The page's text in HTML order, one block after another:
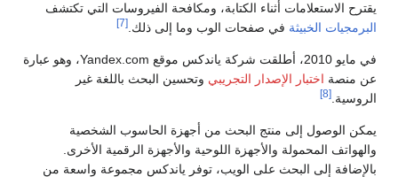
يقترح الاستعلامات أثناء الكتابة، ومكافحة الفيروسات التي تكتشف
البرمجيات الخبيثة في صفحات الوب وما إلى ذلك.[7]
في مايو 2010، أطلقت شركة ياندكس موقع Yandex.com، وهو عبارة
عن منصة اختبار الإصدار التجريبي وتحسين البحث باللغة غير
الروسية.[8]
يمكن الوصول إلى منتج البحث من أجهزة الحاسوب الشخصية
والهواتف المحمولة والأجهزة اللوحية والأجهزة الرقمية الأخرى.
بالإضافة إلى البحث على الويب، توفر ياندكس مجموعة واسعة من